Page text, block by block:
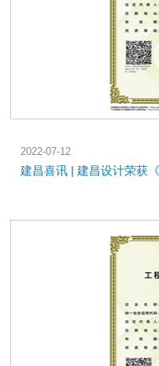
2022-07-12
建昌喜讯 | 建昌设计荣获